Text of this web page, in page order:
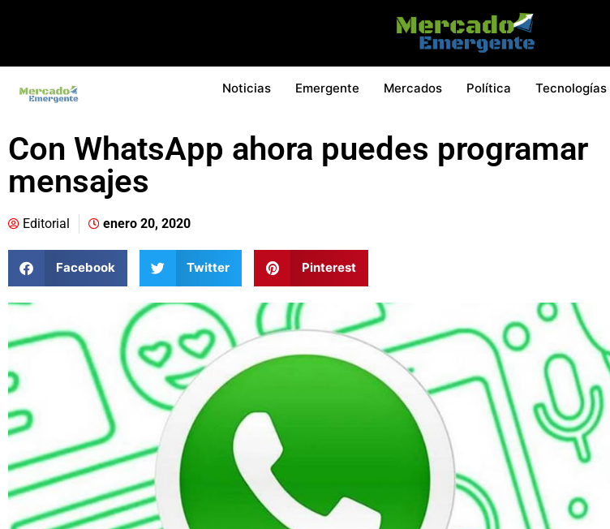
Noticias Emergente Mercados Política Tecnologías
Con WhatsApp ahora puedes programar
mensajes
Editorial enero 20, 2020
Facebook Twitter Pinterest